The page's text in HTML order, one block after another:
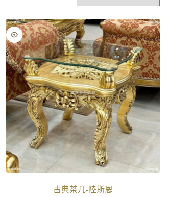
古典茶几-陸斯恩